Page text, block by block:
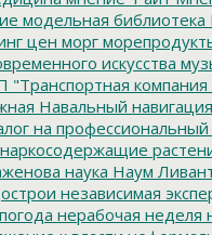
модельная библиотека
цен морг
искусства
"Транспортная компания
Навальный навигация
на
наркосодержащие
наука Наум
независимая
нерабочая неделя